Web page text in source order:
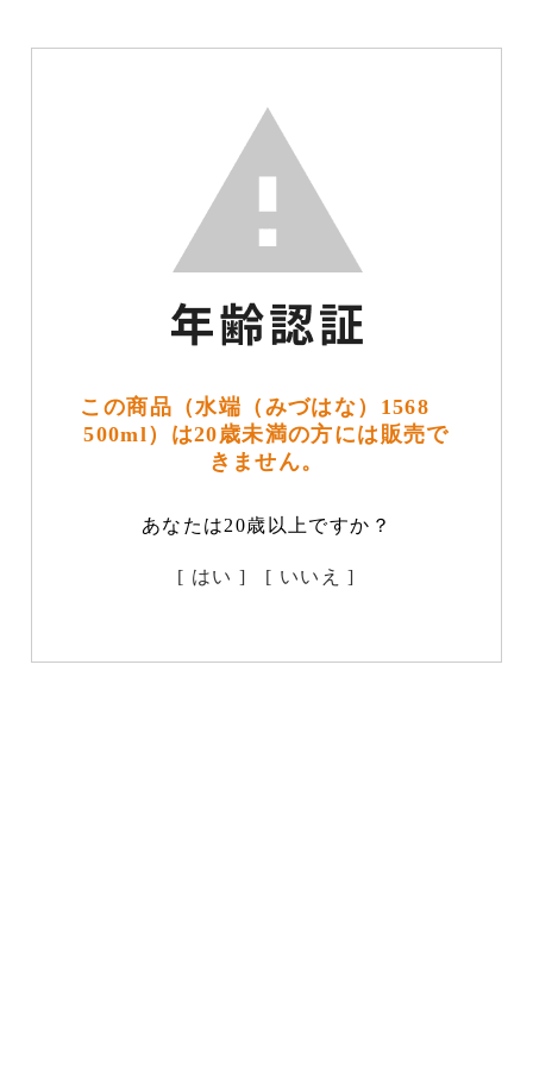
この商品（水端（みづはな）1568
500ml）は20歳未満の方には販売で
きません。
あなたは20歳以上ですか？
[ はい ] [ いいえ ]